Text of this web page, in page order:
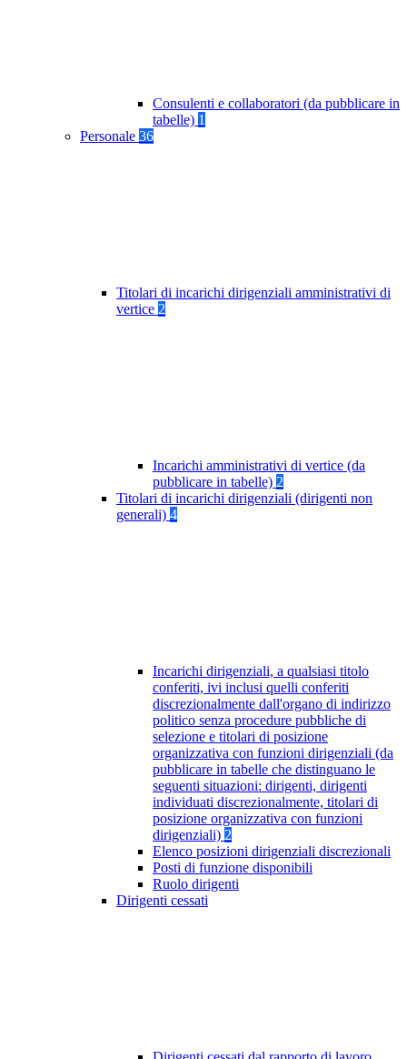
Consulenti e collaboratori (da pubblicare in
tabelle) 1
Personale 36
Titolari di incarichi dirigenziali amministrativi di
vertice 2
Incarichi amministrativi di vertice (da
pubblicare in tabelle) 2
Titolari di incarichi dirigenziali (dirigenti non
generali) 4
Incarichi dirigenziali, a qualsiasi titolo
conferiti, ivi inclusi quelli conferiti
discrezionalmente dall'organo di indirizzo
politico senza procedure pubbliche di
selezione e titolari di posizione
organizzativa con funzioni dirigenziali (da
pubblicare in tabelle che distinguano le
seguenti situazioni: dirigenti, dirigenti
individuati discrezionalmente, titolari di
posizione organizzativa con funzioni
dirigenziali) 2
Elenco posizioni dirigenziali discrezionali
Posti di funzione disponibili
Ruolo dirigenti
Dirigenti cessati